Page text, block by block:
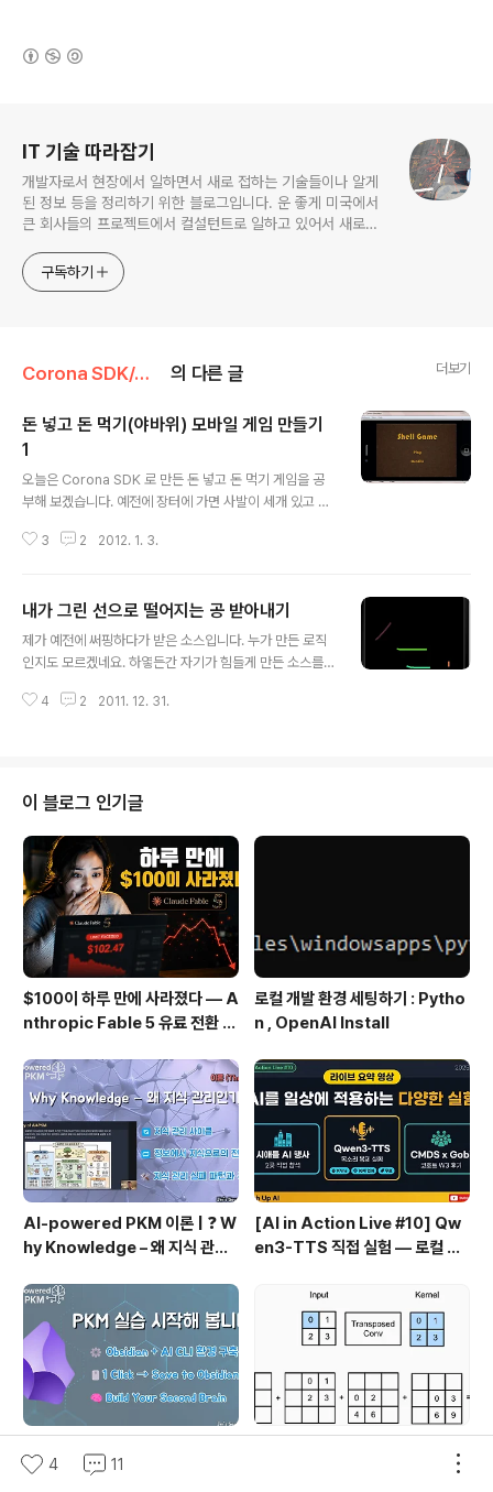
IT 기술 따라잡기
개발자로서 현장에서 일하면서 새로 접하는 기술들이나 알게
된 정보 등을 정리하기 위한 블로그입니다. 운 좋게 미국에서
큰 회사들의 프로젝트에서 컬설턴트로 일하고 있어서 새로운
사용되는 툴들에 대해 많은 분들과 정보를 공유하고 싶습니다.
구독하기
Corona SDK/샘플 코드 분석 의 다른 글 더보기
돈 넣고 돈 먹기(야바위) 모바일 게임 만들기
1
오늘은 Corona SDK 로 만든 돈 넣고 돈 먹기 게임을 공
부해 보겠습니다. 예전에 장터에 가면 사발이 세개 있고 그
사위가 어디에 있는지 알아 맞추는 놀이가 있었죠? 야바위
Corona SDK로요. 그리고 그 소스를 공유했습니다. 제가
보기엔 아주 프로그램이 알차게 잘 돼 있는 것 같습니다. 이
소스코드를 분석하면 아주 공부가 잘 될 것 같습니다. (그리
데......) 아래 각 게임 화면들을 캡쳐 했습니다. 이걸 게임 개
3 2 2012. 1. 3.
내가 그린 선으로 떨어지는 공 받아내기
제가 예전에 써핑하다가 받은 소스입니다. 누가 만든 로직
인지도 모르겠네요. 하옇든간 자기가 힘들게 만든 소스를
니다. 오늘 살펴볼 앱은요. 앱을 시작하면 위에서 녹색 공이
s") physics.start(true) physics.setGravity(0, 1) --
Ball rolls on Line local ball = display.newCircle(
0, 0, 25) ball:setFillColor(0, 255, 0) ball.x = displ
ay.cont..
4 2 2011. 12. 31.
이 블로그 인기글
$100이 하루 만에 사라졌다 — A
nthropic Fable 5 유료 전환 사
로컬 개발 환경 세팅하기 : Pytho
n , OpenAI Install
AI-powered PKM 이론 | ❓ W
hy Knowledge – 왜 지식 관리
보에서 지식으로의 전환, 🛠️ 지식
관리 실패 패턴과 극복
[AI in Action Live #10] Qw
en3-TTS 직접 실험 — 로컬 설
sidian 환경 구축과 한번의 클릭
4 11